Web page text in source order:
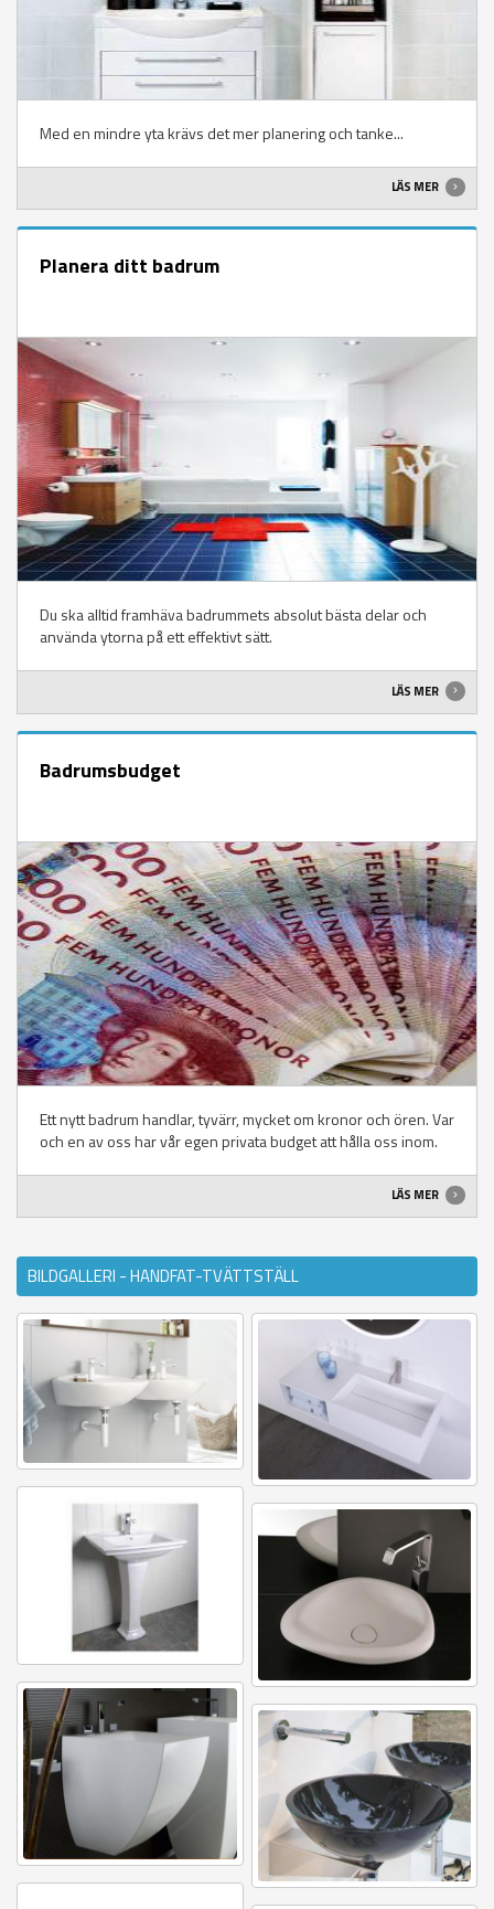
Med en mindre yta krävs det mer planering och tanke...
LÄS MER
Planera ditt badrum
Du ska alltid framhäva badrummets absolut bästa delar och
använda ytorna på ett effektivt sätt.
LÄS MER
Badrumsbudget
Ett nytt badrum handlar, tyvärr, mycket om kronor och ören. Var
och en av oss har vår egen privata budget att hålla oss inom.
LÄS MER
BILDGALLERI - HANDFAT-TVÄTTSTÄLL